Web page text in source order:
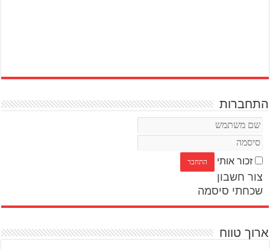
התחברות
זכור אותי
צור חשבון
שכחתי סיסמה
ארוך טווח